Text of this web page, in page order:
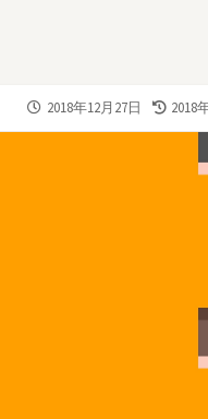
公
2018年12月27日
最
2018